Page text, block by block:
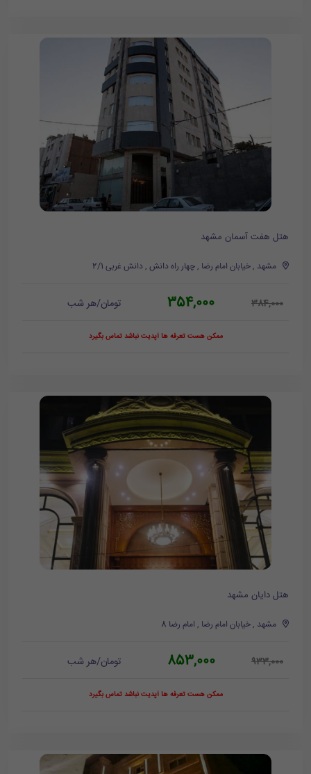
هتل هفت آسمان مشهد
مشهد , خیابان امام رضا , چهار راه دانش , دانش غربی 2/1
384,000
354,000 تومان/هر شب
ممکن هست تعرفه ها آپدیت نباشد تماس بگیرد
هتل دایان مشهد
مشهد , خیابان امام رضا , امام رضا 8
933,000
853,000 تومان/هر شب
ممکن هست تعرفه ها آپدیت نباشد تماس بگیرد